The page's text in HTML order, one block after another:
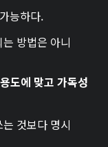
능하다.
방법은 아니
도에 맞고 가독성
것보다 명시